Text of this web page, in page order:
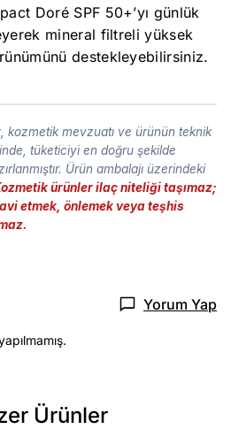
Doré SPF 50+’yı günlük
mineral filtreli yüksek
destekleyebilirsiniz.
kozmetik mevzuatı ve ürünün teknik
tüketiciyi en doğru şekilde
Ürün ambalajı üzerindeki
ürünler ilaç niteliği taşımaz;
etmek, önlemek veya teşhis
Yorum Yap
Ürünler